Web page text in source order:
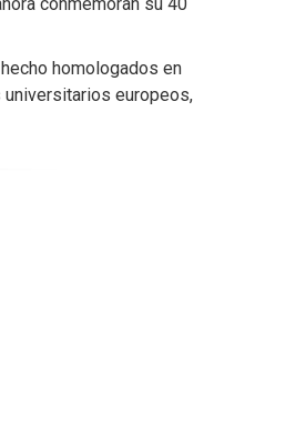
conmemoran su 40
homologados en
europeos,